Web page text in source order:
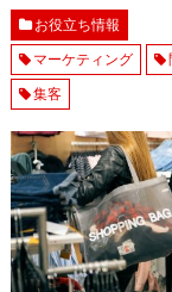
お役立ち情報
マーケティング
集客